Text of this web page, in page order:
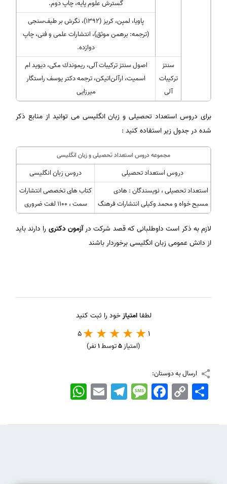
گسترش علوم پایه، چاپ دوم.
پاویا، لمپن، كریز (1392)، نگرش بر طیف‌سنجی
(ترجمه: برهمن موثق)، انتشارات علمی و فنی، چاپ
دوازده.
سنتز
تركیبات
آلی
اصول سنتز تركیبات آلی، ریموندك‌ مكی، دیوید ام
اسمیت، ارآلن‌اتیكن، ترجمه دكتر یوسف راستگار
میرزایی
برای دروس استعداد تحصیلی و زبان انگلیسی می توانید از منابع ذکر
شده در جدول زیر استفاده کنید :
مجموعه دروس استعداد تحصیلی و زبان انگلیسی
دروس استعداد تحصیلی
دروس زبان انگلیسی
استعداد تحصیلی ، نویسندگان : هادی
مسیح خواه و محمد وکیلی انتشارات فرهنگ
کتاب های تخصصی انتشارات
سمت ، 1100 لغت ضروری
لازم به ذکر است داوطلبانی که قصد شرکت درآزمون دکتری را دارند باید
از دانش عمومی زبان انگلیسی برخوردار باشند
لطفاامتیازخود را ثبت کنید
1
5
(امتیاز5توسط1نفر)
ارسال به دوستان:
WhatsApp EmailTelegramMessageFacebook Copy
Link
اشتراک